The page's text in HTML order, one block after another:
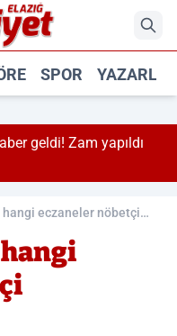
SPOR
geldi! Zam yapıldı
hangi eczaneler nöbetçi